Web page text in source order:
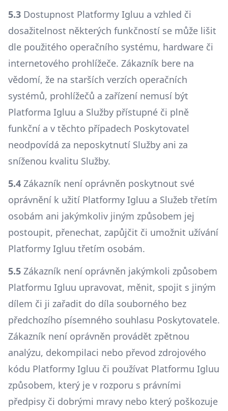
5.3 Dostupnost Platformy Igluu a vzhled či
dosažitelnost některých funkčností se může lišit
dle použitého operačního systému, hardware či
internetového prohlížeče. Zákazník bere na
vědomí, že na starších verzích operačních
systémů, prohlížečů a zařízení nemusí být
Platforma Igluu a Služby přístupné či plně
funkční a v těchto případech Poskytovatel
neodpovídá za neposkytnutí Služby ani za
sníženou kvalitu Služby.
5.4 Zákazník není oprávněn poskytnout své
oprávnění k užití Platformy Igluu a Služeb třetím
osobám ani jakýmkoliv jiným způsobem jej
postoupit, přenechat, zapůjčit či umožnit užívání
Platformy Igluu třetím osobám.
5.5 Zákazník není oprávněn jakýmkoli způsobem
Platformu Igluu upravovat, měnit, spojit s jiným
dílem či ji zařadit do díla souborného bez
předchozího písemného souhlasu Poskytovatele.
Zákazník není oprávněn provádět zpětnou
analýzu, dekompilaci nebo převod zdrojového
kódu Platformy Igluu či používat Platformu Igluu
způsobem, který je v rozporu s právními
předpisy či dobrými mravy nebo který poškozuje